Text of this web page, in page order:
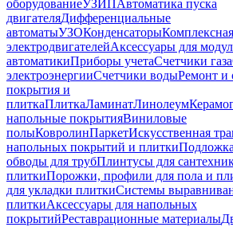
оборудованиеУЗИПАвтоматика пуска
двигателяДифференциальные
автоматыУЗОКонденсаторы
электродвигателейАксессуары для
автоматикиПриборы учетаСчетчики газа
электроэнергииСчетчики водыРемонт и
покрытия и
плиткаПлиткаЛаминатЛинолеум
напольные покрытияВиниловые
полыКовролинПаркетИскусственная
напольных покрытий и плиткиПодложка
обводы для трубПлинтусы для
плиткиПорожки, профили для пола и
для укладки плиткиСистемы
плиткиАксессуары для напольных
покрытийРеставрационные материалы